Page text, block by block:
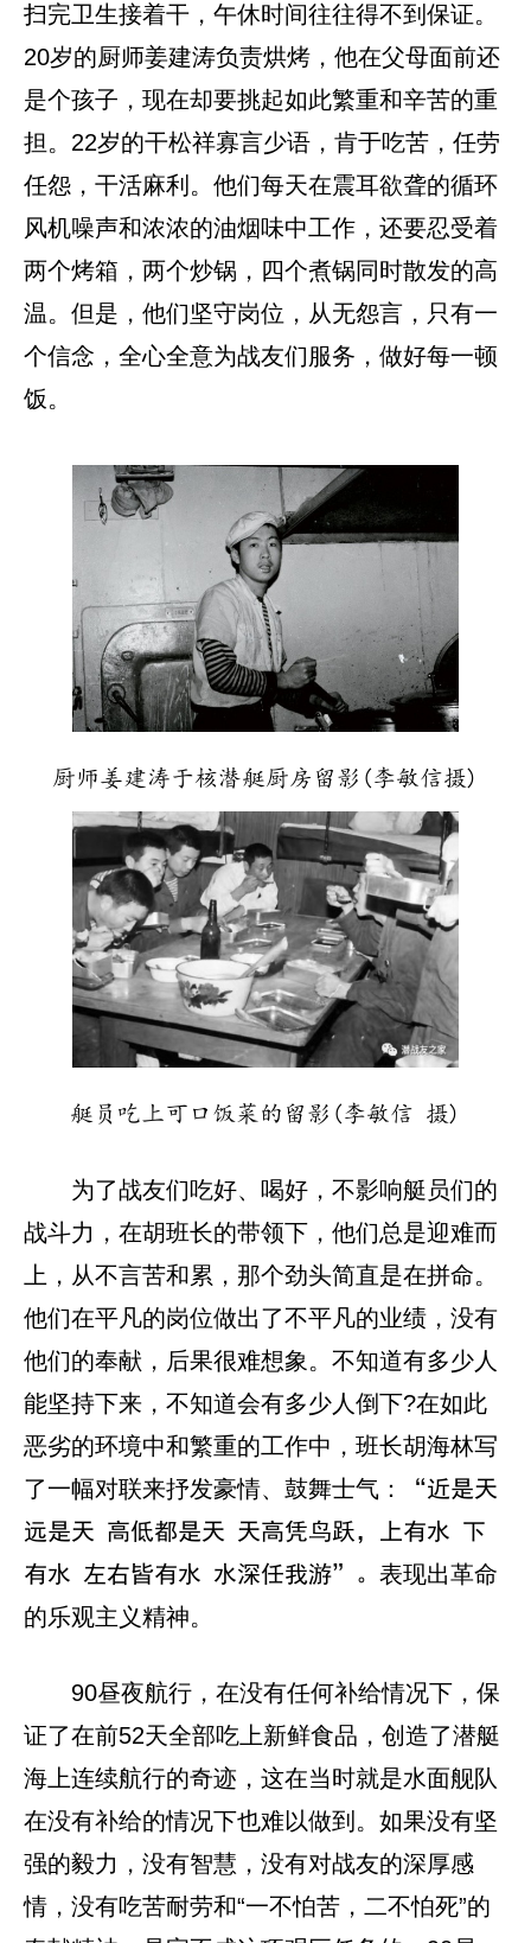
扫完卫生接着干，午休时间往往得不到保证。
20岁的厨师姜建涛负责烘烤，他在父母面前还
是个孩子，现在却要挑起如此繁重和辛苦的重
担。22岁的干松祥寡言少语，肯于吃苦，任劳
任怨，干活麻利。他们每天在震耳欲聋的循环
风机噪声和浓浓的油烟味中工作，还要忍受着
两个烤箱，两个炒锅，四个煮锅同时散发的高
温。但是，他们坚守岗位，从无怨言，只有一
个信念，全心全意为战友们服务，做好每一顿
饭。
厨师姜建涛于核潜艇厨房留影(李敏信摄)
艇员吃上可口饭菜的留影(李敏信 摄)
为了战友们吃好、喝好，不影响艇员们的
战斗力，在胡班长的带领下，他们总是迎难而
上，从不言苦和累，那个劲头简直是在拼命。
他们在平凡的岗位做出了不平凡的业绩，没有
他们的奉献，后果很难想象。不知道有多少人
能坚持下来，不知道会有多少人倒下?在如此
恶劣的环境中和繁重的工作中，班长胡海林写
了一幅对联来抒发豪情、鼓舞士气：
“近是天
远是天 高低都是天 天高凭鸟跃，上有水 下
有水 左右皆有水 水深任我游”。 表现出革命
的乐观主义精神。
90昼夜航行，在没有任何补给情况下，保
证了在前52天全部吃上新鲜食品，创造了潜艇
海上连续航行的奇迹，这在当时就是水面舰队
在没有补给的情况下也难以做到。如果没有坚
强的毅力，没有智慧，没有对战友的深厚感
情，没有吃苦耐劳和“一不怕苦，二不怕死”的